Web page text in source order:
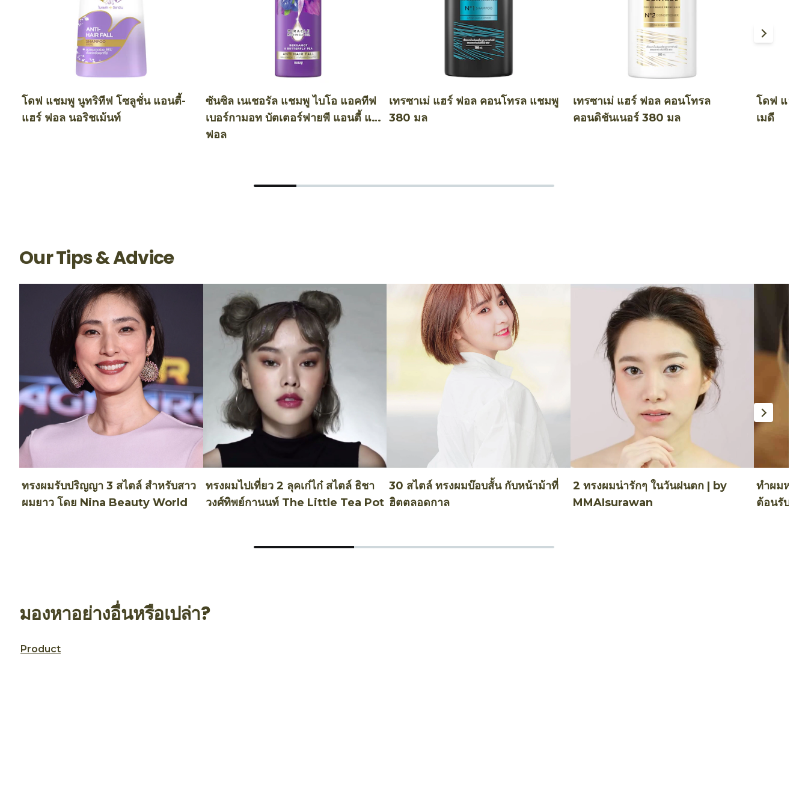
โดฟ แชมพู นูทริทีฟ โซลูชั่น แอนตี้-
แฮร์ ฟอล นอริชเม้นท์
ซันซิล เนเชอรัล แชมพู ไบโอ แอคทีฟ
เบอร์กามอท บัตเตอร์ฟายพี แอนตี้ แฮร์
ฟอล
เทรซาเม่ แฮร์ ฟอล คอนโทรล แชมพู
380 มล
เทรซาเม่ แฮร์ ฟอล คอนโทรล
คอนดิชันเนอร์ 380 มล
โดฟ แฮร์
เมดี
Our Tips & Advice
ทรงผมรับปริญญา 3 สไตล์ สำหรับสาว
ผมยาว โดย Nina Beauty World
ทรงผมไปเที่ยว 2 ลุคเก๋ไก๋ สไตล์ ธิชา
วงศ์ทิพย์กานนท์ The Little Tea Pot
30 สไตล์ ทรงผมบ๊อบสั้น กับหน้าม้าที่
ฮิตตลอดกาล
2 ทรงผมน่ารักๆ ในวันฝนตก | by
MMAIsurawan
ทำผมหาง
ต้อนรับเปิ
มองหาอย่างอื่นหรือเปล่า?
Product